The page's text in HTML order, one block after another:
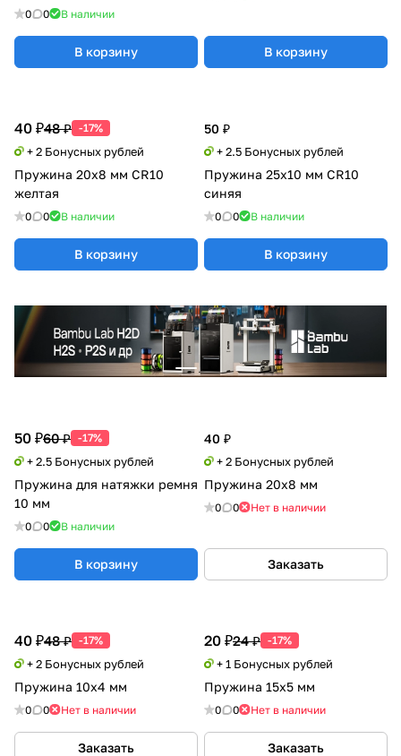
0 0 В наличии
В корзину В корзину
40 ₽48 ₽ -17%
+ 2 Бонусных рублей
Пружина 20х8 мм CR10
желтая
0 0 В наличии
В корзину
50 ₽
+ 2.5 Бонусных рублей
Пружина 25х10 мм CR10
синяя
0 0 В наличии
В корзину
50 ₽60 ₽ -17%
+ 2.5 Бонусных рублей
Пружина для натяжки ремня
10 мм
0 0 В наличии
В корзину
40 ₽
+ 2 Бонусных рублей
Пружина 20х8 мм
0 0 Нет в наличии
Заказать
40 ₽48 ₽ -17%
+ 2 Бонусных рублей
Пружина 10х4 мм
0 0 Нет в наличии
Заказать
20 ₽24 ₽ -17%
+ 1 Бонусных рублей
Пружина 15х5 мм
0 0 Нет в наличии
Заказать